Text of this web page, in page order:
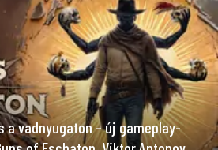
a vadnyugaton – új gameplay-